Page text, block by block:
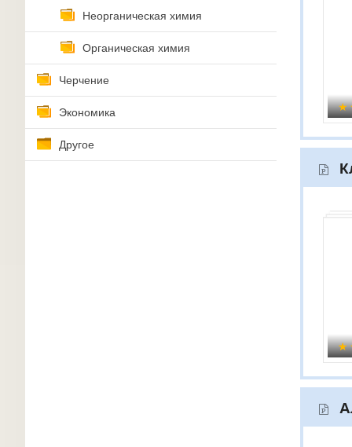
Неорганическая химия
Органическая химия
Черчение
Экономика
Другое